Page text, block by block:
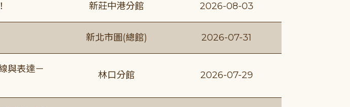
新莊中港分館 2026-08-03
新北市圖(總館) 2026-07-31
與表達－
林口分館 2026-07-29